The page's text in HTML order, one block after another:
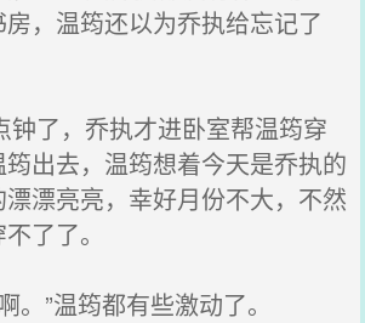
，温筠还以为乔执给忘记了
了，乔执才进卧室帮温筠穿
出去，温筠想着今天是乔执的
漂亮亮，幸好月份不大，不然
了了。
”温筠都有些激动了。